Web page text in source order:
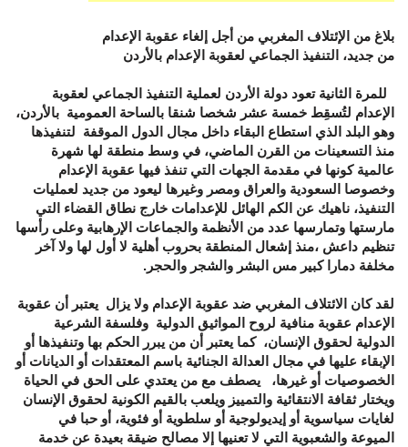
بلاغ من الإئتلاف المغربي من أجل إلغاء عقوبة الإعدام
من جديد، التنفيذ الجماعي لعقوبة الإعدام بالأردن
للمرة الثانية تعود دولة الأردن لعملية التنفيذ الجماعي لعقوبة
الإعدام لتُسقِط خمسة عشر شخصا شنقا بالساحة العمومية بالأردن،
وهو البلد الذي استطاع البقاء داخل مجال الدول الموقفة لتنفيذها
منذ التسعينات من القرن الماضي، في وسط منطقة لها شهرة
عالمية كونها في مقدمة الجهات التي تنفذ فيها عقوبة الإعدام
وخصوصا السعودية والعراق ومصر وغيرها ليعود من جديد لعمليات
التنفيذ، ناهيك عن الكم الهائل للإعدامات خارج نطاق القضاء التي
مارستها وتمارسها عدد من الأنظمة والجماعات الإرهابية وعلى رأسها
تنظيم داعش ،منذ إشعال المنطقة بحروب أهلية لا أول لها ولا آخر
مخلفة دمارا كبير مس البشر والشجر والحجر.
لقد كان الائتلاف المغربي ضد عقوبة الإعدام ولا يزال يعتبر أن عقوبة
الإعدام عقوبة منافية لروح المواثيق الدولية وفلسفة الشرعية
الدولية لحقوق الإنسان، كما يعتبر أن من يبرر الحكم بها وتنفيذها أو
الإبقاء عليها في مجال العدالة الجنائية باسم المعتقدات أو الديانات أو
الخصوصيات أو غيرها، يصطف مع من يعتدي على الحق في الحياة
ويختار ثقافة الانتقائية والتمييز ويلعب بالقيم الكونية لحقوق الإنسان
لغايات سياسوية أو إيديولوجية أو سلطوية أو فئوية، أو حبا في
الميوعة والشعبوية التي لا تعنيها إلا مصالح ضيقة بعيدة عن خدمة